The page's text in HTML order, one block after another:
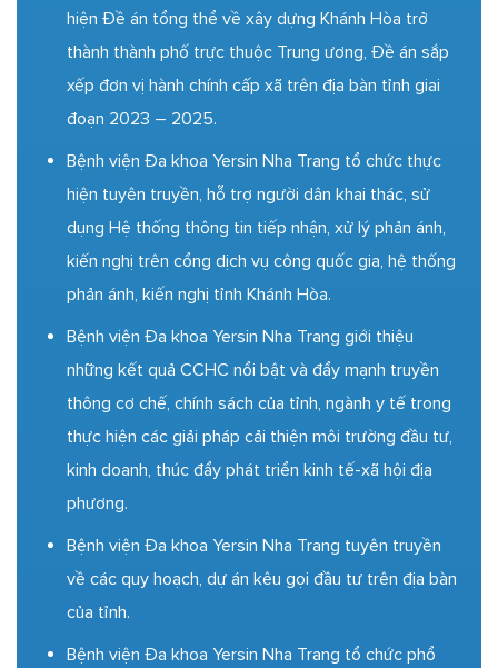
hiện Đề án tổng thể về xây dựng Khánh Hòa trở
thành thành phố trực thuộc Trung ương, Đề án sắp
xếp đơn vị hành chính cấp xã trên địa bàn tỉnh giai
đoạn 2023 – 2025.
Bệnh viện Đa khoa Yersin Nha Trang tổ chức thực
hiện tuyên truyền, hỗ trợ người dân khai thác, sử
dụng Hệ thống thông tin tiếp nhận, xử lý phản ánh,
kiến nghị trên cổng dịch vụ công quốc gia, hệ thống
phản ánh, kiến nghị tỉnh Khánh Hòa.
Bệnh viện Đa khoa Yersin Nha Trang giới thiệu
những kết quả CCHC nổi bật và đẩy mạnh truyền
thông cơ chế, chính sách của tỉnh, ngành y tế trong
thực hiện các giải pháp cải thiện môi trường đầu tư,
kinh doanh, thúc đẩy phát triển kinh tế-xã hội địa
phương.
Bệnh viện Đa khoa Yersin Nha Trang tuyên truyền
về các quy hoạch, dự án kêu gọi đầu tư trên địa bàn
của tỉnh.
Bệnh viện Đa khoa Yersin Nha Trang tổ chức phổ